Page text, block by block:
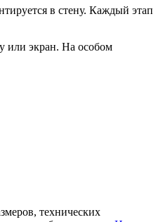
в стену. Каждый этап
или экран. На особом
технических